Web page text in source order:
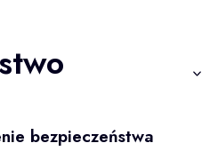
bezpieczeństwa